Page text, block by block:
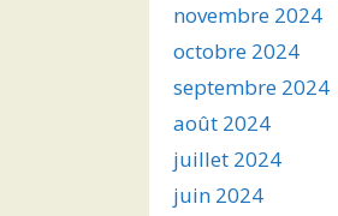
novembre 2024
octobre 2024
septembre 2024
août 2024
juillet 2024
juin 2024